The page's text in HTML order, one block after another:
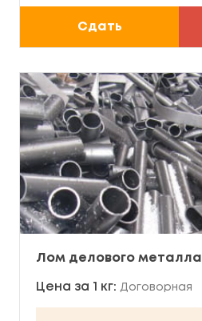
Сдать
Лом делового металла
Цена за 1 кг: Договорная